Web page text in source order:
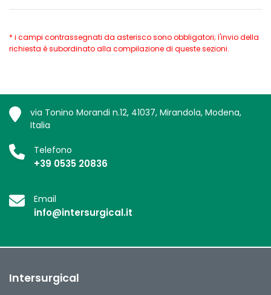
* i campi contrassegnati da asterisco sono obbligatori; l'invio della
richiesta è subordinato alla compilazione di queste sezioni.
via Tonino Morandi n.12, 41037, Mirandola, Modena,
Italia
Telefono
+39 0535 20836
Email
info@intersurgical.it
Intersurgical